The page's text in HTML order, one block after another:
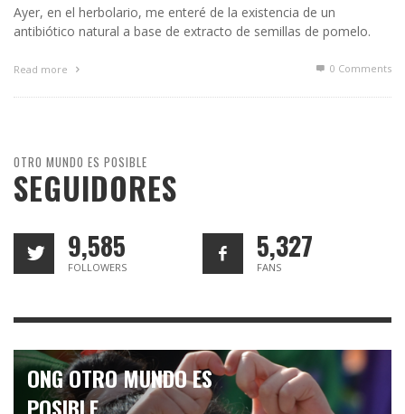
Ayer, en el herbolario, me enteré de la existencia de un
antibiótico natural a base de extracto de semillas de pomelo.
Read more 0 Comments
OTRO MUNDO ES POSIBLE
SEGUIDORES
9,585
FOLLOWERS
5,327
FANS
ONG OTRO MUNDO ES